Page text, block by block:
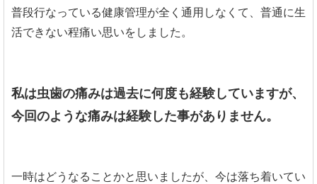
普段行なっている健康管理が全く通用しなくて、普通に生
活できない程痛い思いをしました。
私は虫歯の痛みは過去に何度も経験していますが、
今回のような痛みは経験した事がありません。
一時はどうなることかと思いましたが、今は落ち着いてい